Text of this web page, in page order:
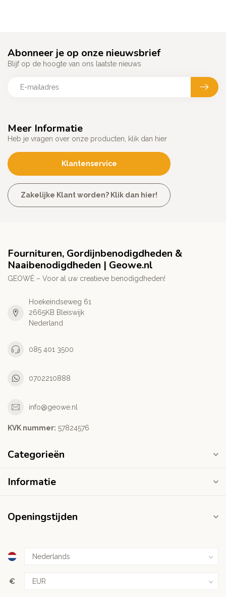
Meer Informatie
Heb je vragen over onze producten, klik dan hier
Klantenservice
Zakelijke Klant worden? Klik dan hier!
Abonneer je op onze nieuwsbrief
Blijf op de hoogte van ons laatste nieuws
Fournituren, Gordijnbenodigdheden &
Naaibenodigdheden | Geowe.nl
GEOWÉ – Voor al uw creatieve benodigdheden!
Hoekeindseweg 61
2665KB Bleiswijk
Nederland
085 401 3500
0702210888
info@geowe.nl
KVK nummer: ‭57824576‬
Categorieën
Informatie
Openingstijden
€